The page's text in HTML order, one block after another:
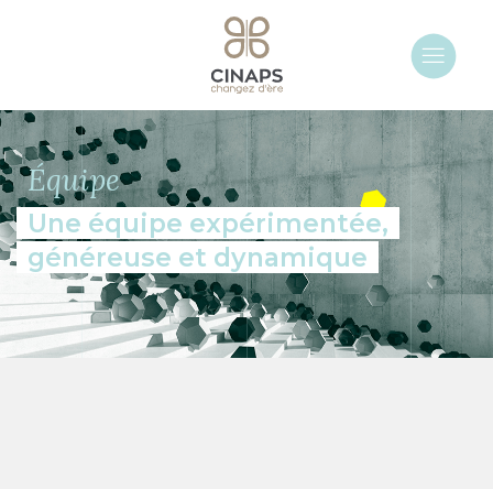
Équipe
Une équipe expérimentée,
généreuse et dynamique